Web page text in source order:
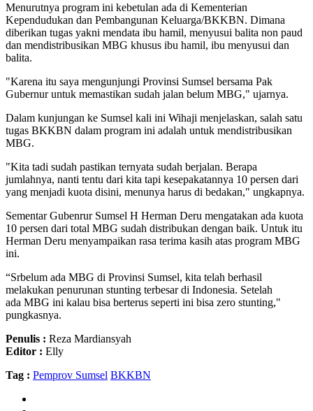
Menurutnya program ini kebetulan ada di Kementerian
Kependudukan dan Pembangunan Keluarga/BKKBN. Dimana
diberikan tugas yakni mendata ibu hamil, menyusui balita non paud
dan mendistribusikan MBG khusus ibu hamil, ibu menyusui dan
balita.
"Karena itu saya mengunjungi Provinsi Sumsel bersama Pak
Gubernur untuk memastikan sudah jalan belum MBG," ujarnya.
Dalam kunjungan ke Sumsel kali ini Wihaji menjelaskan, salah satu
tugas BKKBN dalam program ini adalah untuk mendistribusikan
MBG.
"Kita tadi sudah pastikan ternyata sudah berjalan. Berapa
jumlahnya, nanti tentu dari kita tapi kesepakatannya 10 persen dari
yang menjadi kuota disini, menunya harus di bedakan," ungkapnya.
Sementar Gubenrur Sumsel H Herman Deru mengatakan ada kuota
10 persen dari total MBG sudah distribukan dengan baik. Untuk itu
Herman Deru menyampaikan rasa terima kasih atas program MBG
ini.
“Srbelum ada MBG di Provinsi Sumsel, kita telah berhasil
melakukan penurunan stunting terbesar di Indonesia. Setelah
ada MBG ini kalau bisa berterus seperti ini bisa zero stunting,"
pungkasnya.
Penulis : Reza Mardiansyah
Editor : Elly
Tag : Pemprov Sumsel BKKBN